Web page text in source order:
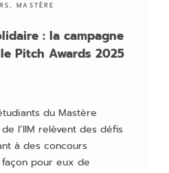
,MASTÈRE
: la campagne
Pitch Awards 2025
du Mastère
l’IIM relèvent des défis
à des concours
pour eux de